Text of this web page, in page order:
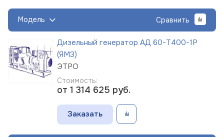
Модель Сравнить
Дизельный генератор АД 60-Т400-1Р
(ЯМЗ)
ЭТРО
Стоимость:
от 1 314 625 руб.
Заказать